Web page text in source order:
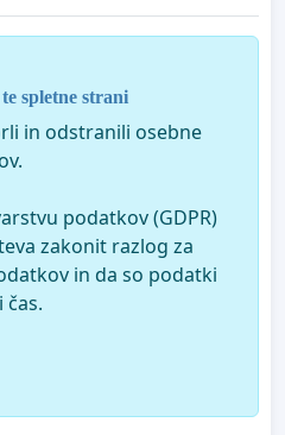
spletne strani
in odstranili osebne
podatkov (GDPR)
zakonit razlog za
in da so podatki